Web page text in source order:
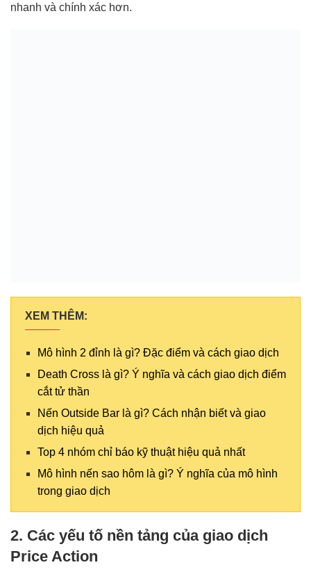
nhanh và chính xác hơn.
XEM THÊM:
Mô hình 2 đỉnh là gì? Đặc điểm và cách giao dịch
Death Cross là gì? Ý nghĩa và cách giao dịch điểm
cắt tử thần
Nến Outside Bar là gì? Cách nhận biết và giao
dịch hiệu quả
Top 4 nhóm chỉ báo kỹ thuật hiệu quả nhất
Mô hình nến sao hôm là gì? Ý nghĩa của mô hình
trong giao dịch
2. Các yếu tố nền tảng của giao dịch
Price Action